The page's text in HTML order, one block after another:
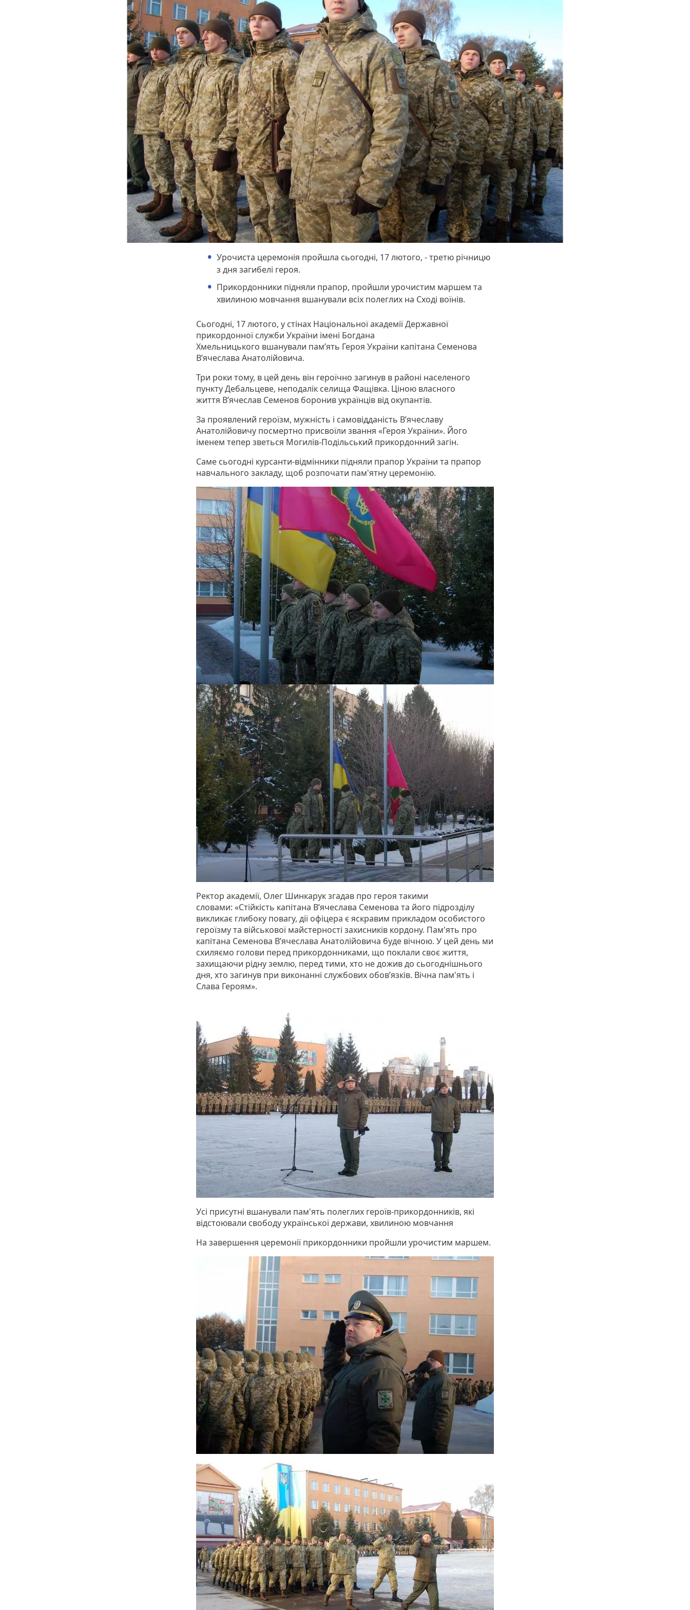
Урочиста церемонія пройшла сьогодні, 17 лютого, - третю річницю
з дня загибелі героя.
Прикордонники підняли прапор, пройшли урочистим маршем та
хвилиною мовчання вшанували всіх полеглих на Сході воїнів.
Сьогодні, 17 лютого, у стінах Національної академії Державної
прикордонної служби України імені Богдана
Хмельницького вшанували пам’ять Героя України капітана Семенова
В’ячеслава Анатолійовича.
Три роки тому, в цей день він героїчно загинув в районі населеного
пункту Дебальцеве, неподалік селища Фащівка. Ціною власного
життя В’ячеслав Семенов боронив українців від окупантів.
За проявлений героїзм, мужність і самовідданість В’ячеславу
Анатолійовичу посмертно присвоїли звання «Героя України». Його
іменем тепер зветься Могилів-Подільський прикордонний загін.
Саме сьогодні курсанти-відмінники підняли прапор України та прапор
навчального закладу, щоб розпочати пам'ятну церемонію.
Ректор академії, Олег Шинкарук згадав про героя такими
словами: «Стійкість капітана В’ячеслава Семенова та його підрозділу
викликає глибоку повагу, дії офіцера є яскравим прикладом особистого
героїзму та військової майстерності захисників кордону. Пам'ять про
капітана Семенова В’ячеслава Анатолійовича буде вічною. У цей день ми
схиляємо голови перед прикордонниками, що поклали своє життя,
захищаючи рідну землю, перед тими, хто не дожив до сьогоднішнього
дня, хто загинув при виконанні службових обов’язків. Вічна пам'ять і
Слава Героям».
Усі присутні вшанували пам'ять полеглих героїв-прикордонників, які
відстоювали свободу української держави, хвилиною мовчання
На завершення церемонії прикордонники пройшли урочистим маршем.